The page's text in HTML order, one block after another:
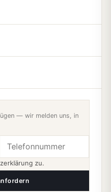
— wir melden uns, in
zu.